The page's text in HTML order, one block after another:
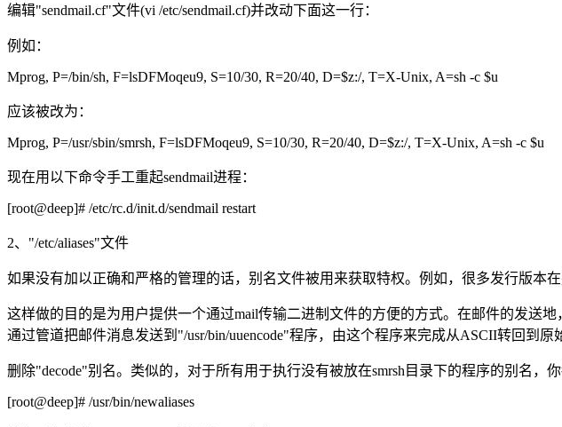
编辑"sendmail.cf"文件(vi /etc/sendmail.cf)并改动下面这一行：
例如：
Mprog, P=/bin/sh, F=lsDFMoqeu9, S=10/30, R=20/40, D=$z:/, T=X-Unix, A=sh -c $u
应该被改为：
Mprog, P=/usr/sbin/smrsh, F=lsDFMoqeu9, S=10/30, R=20/40, D=$z:/, T=X-Unix, A=sh -c $u
现在用以下命令手工重起sendmail进程：
[root@deep]# /etc/rc.d/init.d/sendmail restart
2、"/etc/aliases"文件
如果没有加以正确和严格的管理的话，别名文件被用来获取特权。例如，很多发行版本
这样做的目的是为用户提供一个通过mail传输二进制文件的方便的方式。在邮件的发送
通过管道把邮件消息发送到"/usr/bin/uuencode"程序，由这个程序来完成从ASCII转回到原
删除"decode"别名。类似的，对于所有用于执行没有被放在smrsh目录下的程序的别名
[root@deep]# /usr/bin/newaliases